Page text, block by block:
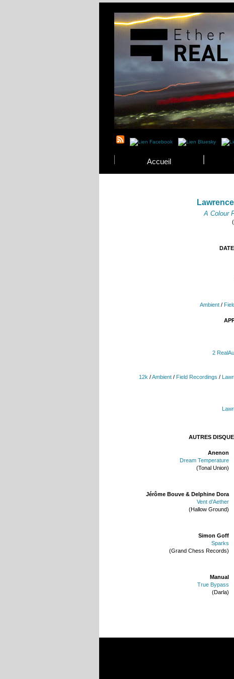
Accueil
A Colour
Ambient /
2
12k /Ambient / Field Recordings /
AUTRES
Anenon
Dream Temperature
(Tonal Union)
Jérôme Bouve & Delphine Dora
Vent d’Aether
(Hallow Ground)
Simon Goff
Sparks
(Grand Chess Records)
Manual
True Bypass
(Darla)